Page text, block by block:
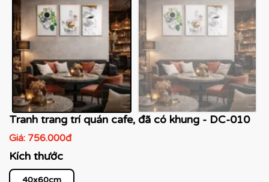
Tranh trang trí quán cafe, đã có khung - DC-010
Giá: 756.000đ
Kích thước
40x60cm